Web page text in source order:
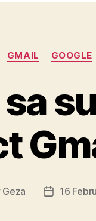
GMAIL GOOGLE
Geza
Post
16